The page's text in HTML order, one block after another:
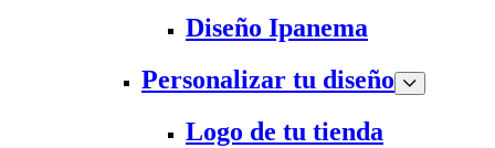
Diseño Ipanema
Personalizar tu diseño
Logo de tu tienda